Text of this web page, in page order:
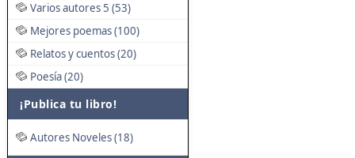
Varios autores 5 (53)
Mejores poemas (100)
Relatos y cuentos (20)
Poesía (20)
¡Publica tu libro!
Autores Noveles (18)